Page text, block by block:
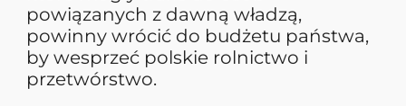
powiązanych z dawną władzą,
powinny wrócić do budżetu państwa,
by wesprzeć polskie rolnictwo i
przetwórstwo.